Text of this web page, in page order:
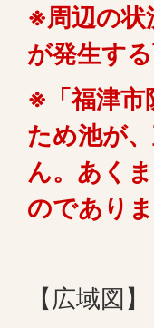
※周辺の状
が発生す
※「福津市
ため池が
ん。あく
のであり
【広域図】